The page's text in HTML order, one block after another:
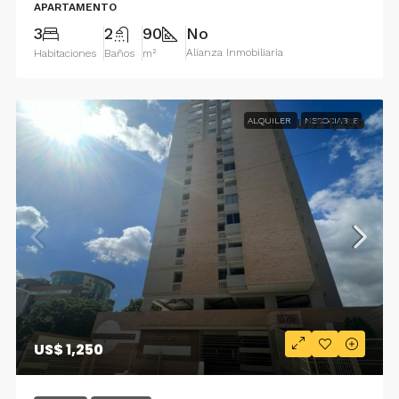
APARTAMENTO
3
Habitaciones
2
Baños
90
m²
No
Alianza Inmobiliaria
ALQUILER NEGOCIABLE
US$ 1,250
US$ 1,250